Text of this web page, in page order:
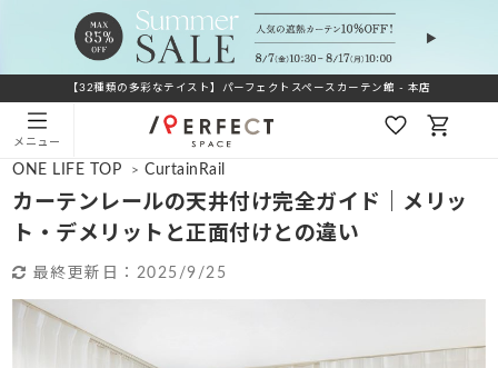
【32種類の多彩なテイスト】パーフェクトスペースカーテン館 - 本店
メニュー
ONE LIFE TOP > CurtainRail
カーテンレールの天井付け完全ガイド｜メリッ
ト・デメリットと正面付けとの違い
最終更新日： 2025/9/25